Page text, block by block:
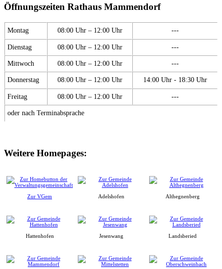
Öffnungszeiten Rathaus Mammendorf
Montag 08:00 Uhr – 12:00 Uhr ---
Dienstag 08:00 Uhr – 12:00 Uhr ---
Mittwoch 08:00 Uhr – 12:00 Uhr ---
Donnerstag 08:00 Uhr – 12:00 Uhr 14:00 Uhr - 18:30 Uhr
Freitag 08:00 Uhr – 12:00 Uhr ---
oder nach Terminabsprache
Weitere Homepages:
Zur VGem Adelshofen Althegnenberg
Hattenhofen Jesenwang Landsberied